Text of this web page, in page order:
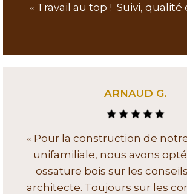
« Travail au top ! Suivi, qualité
ARNAUD G.
« Pour la construction de
unifamiliale, nous avons
ossature bois sur les
architecte. Toujours sur les